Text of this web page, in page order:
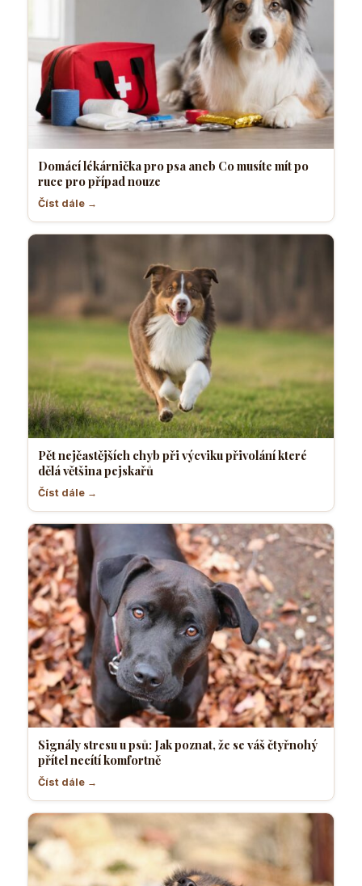
Domácí lékárnička pro psa aneb Co musíte mít po
ruce pro případ nouze
Číst dále →
Pět nejčastějších chyb při výcviku přivolání které
dělá většina pejskařů
Číst dále →
Signály stresu u psů: Jak poznat, že se váš čtyřnohý
přítel necítí komfortně
Číst dále →